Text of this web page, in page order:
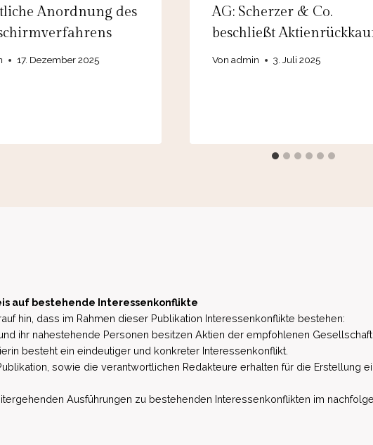
Anordnung des
17. Dezember 2025
AG: Scherzer & Co.
beschließt
Von admin 3. Juli 2025
auf bestehende Interessenkonflikte
hin, dass im Rahmen dieser Publikation Interessenkonflikte bestehen:
und ihr nahestehende Personen besitzen Aktien der empfohlenen
besteht ein eindeutiger und konkreter Interessenkonflikt.
sowie die verantwortlichen Redakteure erhalten für die Erstellung
Ausführungen zu bestehenden Interessenkonflikten im